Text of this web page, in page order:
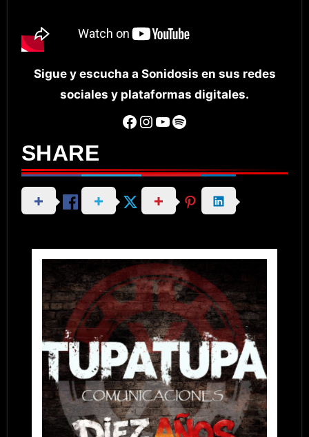
Sigue y escucha a Sonidosis en sus redes
sociales y plataformas digitales.
Facebook Instagram YouTube Spotify
SHARE